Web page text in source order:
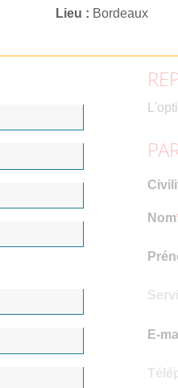
Lieu Bordeaux
Nom
E-